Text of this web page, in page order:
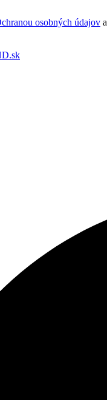
osobných údajov a